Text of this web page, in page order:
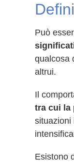
Può
qualcosa
altrui.
Il
tra cui la
situazioni
Esistono